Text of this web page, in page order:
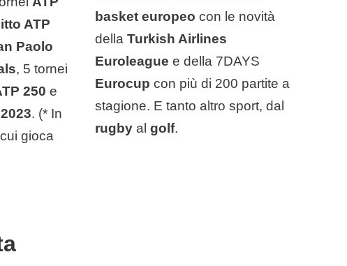
ATP
Paolo
, 5 tornei
250 e
. (* In
gioca
basket europeo con le novità
della Turkish Airlines
Euroleague e della 7DAYS
Eurocup con più di 200 partite a
stagione. E tanto altro sport, dal
rugby al golf.